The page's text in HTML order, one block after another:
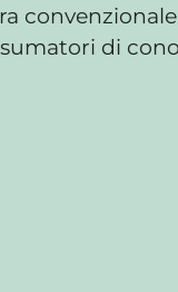
di